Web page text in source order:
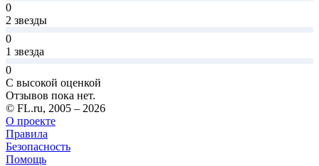
0
2 звезды
0
1 звезда
0
С высокой оценкой
Отзывов пока нет.
© FL.ru, 2005 – 2026
О проекте
Правила
Безопасность
Помощь